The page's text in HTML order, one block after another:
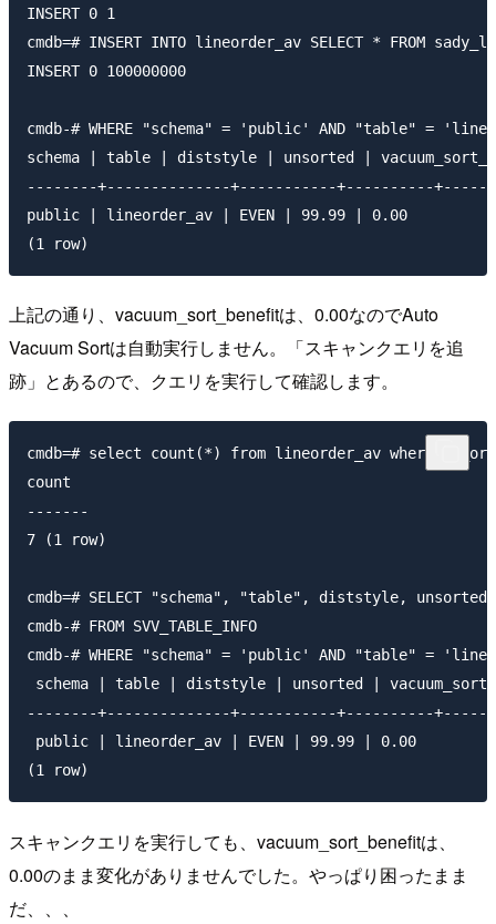
INSERT 0 1
cmdb=# INSERT INTO lineorder_av SELECT * FROM
INSERT 0 100000000
cmdb-# WHERE "schema" = 'public' AND "table" =
schema | table | diststyle | unsorted |
--------+--------------+-----------+----------
public | lineorder_av | EVEN | 99.99 | 0.00
上記の通り、vacuum_sort_benefitは、0.00なのでAuto
Vacuum Sortは自動実行しません。「スキャンクエリを追
跡」とあるので、クエリを実行して確認します。
cmdb=# select count(*) from lineorder_av where
count
-------
7 (1 row)
cmdb=# SELECT "schema", "table", diststyle,
cmdb-# FROM SVV_TABLE_INFO
cmdb-# WHERE "schema" = 'public' AND "table" =
schema | table | diststyle | unsorted |
--------+--------------+-----------+----------
public | lineorder_av | EVEN | 99.99 | 0.00
スキャンクエリを実行しても、vacuum_sort_benefitは、
0.00のまま変化がありませんでした。やっぱり困ったまま
だ、、、